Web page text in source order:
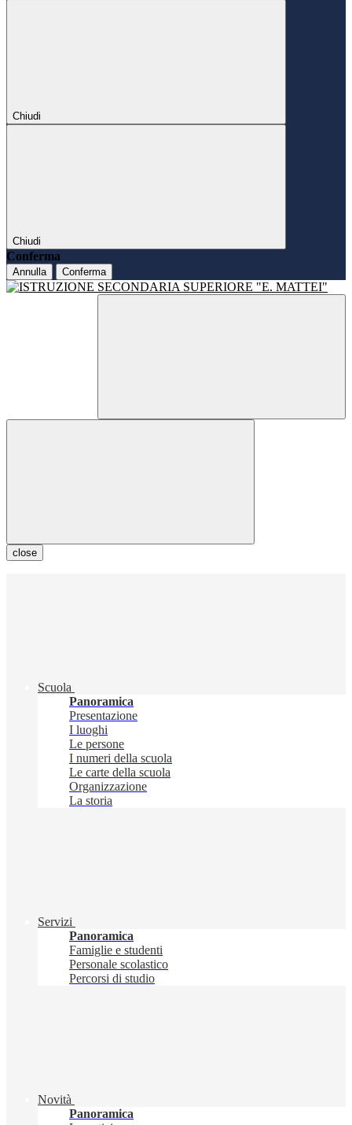
Chiudi
Chiudi
Conferma
Annulla Conferma
close
Scuola
Panoramica
Presentazione
I luoghi
Le persone
I numeri della scuola
Le carte della scuola
Organizzazione
La storia
Servizi
Panoramica
Famiglie e studenti
Personale scolastico
Percorsi di studio
Novità
Panoramica